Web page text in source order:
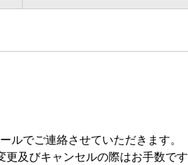
でご連絡させていただきます。
及びキャンセルの際はお手数です